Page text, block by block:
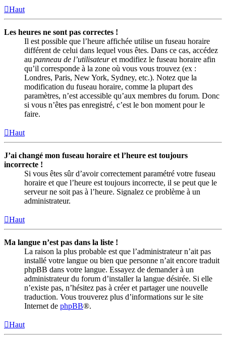
Haut
Les heures ne sont pas correctes !
Il est possible que l’heure affichée utilise un fuseau horaire
différent de celui dans lequel vous êtes. Dans ce cas, accédez
au panneau de l’utilisateuret modifiez le fuseau horaire afin
qu’il corresponde à la zone où vous vous trouvez (ex :
Londres, Paris, New York, Sydney, etc.). Notez que la
modification du fuseau horaire, comme la plupart des
paramètres, n’est accessible qu’aux membres du forum. Donc
si vous n’êtes pas enregistré, c’est le bon moment pour le
faire.
Haut
J’ai changé mon fuseau horaire et l’heure est toujours
incorrecte !
Si vous êtes sûr d’avoir correctement paramétré votre fuseau
horaire et que l’heure est toujours incorrecte, il se peut que le
serveur ne soit pas à l’heure. Signalez ce problème à un
administrateur.
Haut
Ma langue n’est pas dans la liste !
La raison la plus probable est que l’administrateur n’ait pas
installé votre langue ou bien que personne n’ait encore traduit
phpBB dans votre langue. Essayez de demander à un
administrateur du forum d’installer la langue désirée. Si elle
n’existe pas, n’hésitez pas à créer et partager une nouvelle
traduction. Vous trouverez plus d’informations sur le site
Internet de phpBB®.
Haut